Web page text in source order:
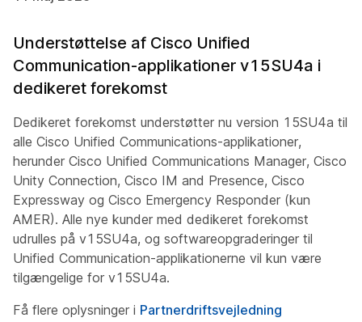
Understøttelse af Cisco Unified
Communication-applikationer v15SU4a i
dedikeret forekomst
Dedikeret forekomst understøtter nu version 15SU4a til
alle Cisco Unified Communications-applikationer,
herunder Cisco Unified Communications Manager, Cisco
Unity Connection, Cisco IM and Presence, Cisco
Expressway og Cisco Emergency Responder (kun
AMER). Alle nye kunder med dedikeret forekomst
udrulles på v15SU4a, og softwareopgraderinger til
Unified Communication-applikationerne vil kun være
tilgængelige for v15SU4a.
Få flere oplysninger i Partnerdriftsvejledning